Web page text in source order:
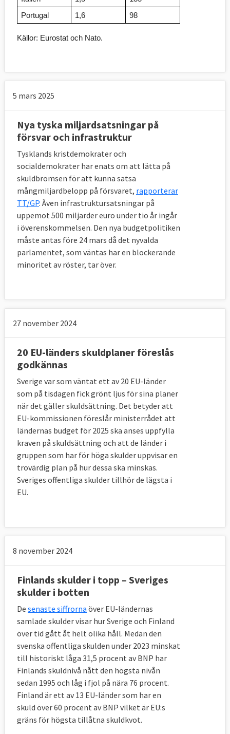
Portugal
1,6 98
Källor: Eurostat och Nato.
5 mars 2025
Nya tyska miljardsatsningar på
försvar och infrastruktur
Tysklands kristdemokrater och
socialdemokrater har enats om att lätta på
skuldbromsen för att kunna satsa
mångmiljardbelopp på försvaret, rapporterar
TT/GP. Även infrastruktursatsningar på
uppemot 500 miljarder euro under tio år ingår
i överenskommelsen. Den nya budgetpolitiken
måste antas före 24 mars då det nyvalda
parlamentet, som väntas har en blockerande
minoritet av röster, tar över.
27 november 2024
20 EU-länders skuldplaner föreslås
godkännas
Sverige var som väntat ett av 20 EU-länder
som på tisdagen fick grönt ljus för sina planer
när det gäller skuldsättning. Det betyder att
EU-kommissionen föreslår ministerrådet att
ländernas budget för 2025 ska anses uppfylla
kraven på skuldsättning och att de länder i
gruppen som har för höga skulder uppvisar en
trovärdig plan på hur dessa ska minskas.
Sveriges offentliga skulder tillhör de lägsta i
EU.
8 november 2024
Finlands skulder i topp – Sveriges
skulder i botten
De senaste siffrorna över EU-ländernas
samlade skulder visar hur Sverige och Finland
över tid gått åt helt olika håll. Medan den
svenska offentliga skulden under 2023 minskat
till historiskt låga 31,5 procent av BNP har
Finlands skuldnivå nått den högsta nivån
sedan 1995 och låg i fjol på nära 76 procent.
Finland är ett av 13 EU-länder som har en
skuld över 60 procent av BNP vilket är EU:s
gräns för högsta tillåtna skuldkvot.